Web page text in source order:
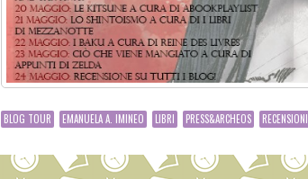
BLOG TOUR EMANUELA A. IMINEO LIBRI PRESS&ARCHEOS RECENSIONI